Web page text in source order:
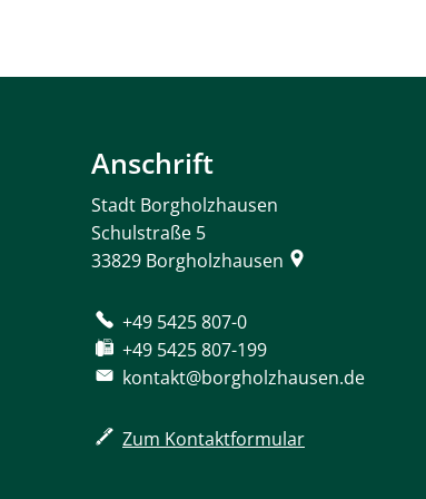
Anschrift
Stadt Borgholzhausen
Schulstraße 5
33829 Borgholzhausen
+49 5425 807-0
+49 5425 807-199
kontakt@borgholzhausen.de
Zum Kontaktformular